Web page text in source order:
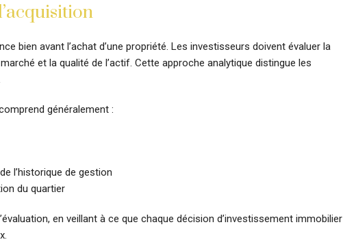
bien avant l’achat d’une propriété. Les investisseurs doivent évaluer la
et la qualité de l’actif. Cette approche analytique distingue les
généralement :
l’historique de gestion
du quartier
en veillant à ce que chaque décision d’investissement immobilier